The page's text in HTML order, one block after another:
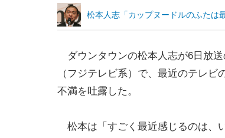
松本人志「カップヌードルのふた
ダウンタウンの松本人志が6日放送
（フジテレビ系）で、最近のテレビ
不満を吐露した。
松本は「すごく最近感じるのは、